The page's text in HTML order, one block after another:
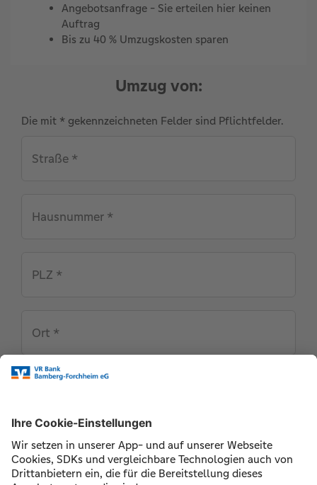
Angebotsanfrage - Sie erteilen hier keinen
Auftrag
Bis zu 40 % Umzugskosten sparen
Umzug von:
Die mit * gekennzeichneten Felder sind Pflichtfelder.
S‍t‍r‍a‍ß‍e‍ ‍*‍
Hausnummer *
PLZ *
Ort *
Land *
Umzug nach: